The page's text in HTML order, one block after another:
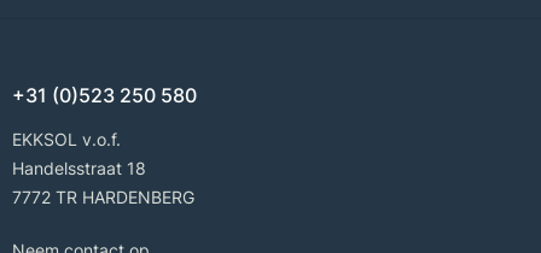
+31 (0)523 250 580
EKKSOL v.o.f.
Handelsstraat 18
7772 TR HARDENBERG